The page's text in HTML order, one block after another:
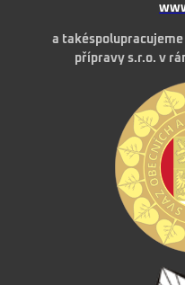
a takéspolupracujeme
přípravy s.r.o. v